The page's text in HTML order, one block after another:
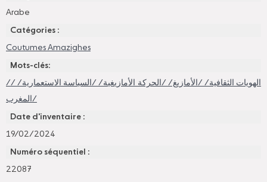
Arabe
Catégories :
Coutumes Amazighes
Mots-clés:
/الهويات الثقافية/ /الأمازيغ/ /الحركة الأمازيغية/ /السياسة الاستعمارية/ /
المغرب/
Date d'inventaire :
19/02/2024
Numéro séquentiel :
22087